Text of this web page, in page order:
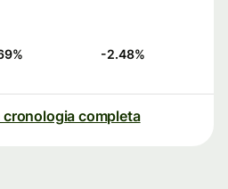
% -2.48%
cronologia completa